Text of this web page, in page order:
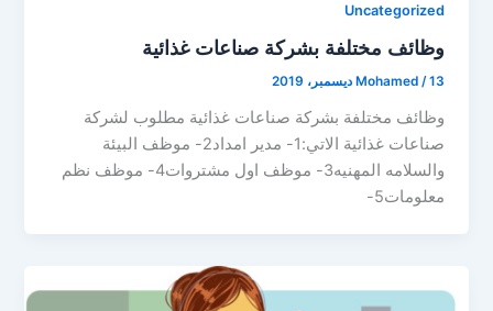
Uncategorized
وظائف مختلفة بشركة صناعات غذائية
Mohamed /13 ديسمبر، 2019
وظائف مختلفة بشركة صناعات غذائية مطلوب لشركة
صناعات غذائية الاتي:1- مدير امداد2- موظف البيئة
والسلامه المهنيه3- موظف اول مشتروات4- موظف نظم
معلومات5-